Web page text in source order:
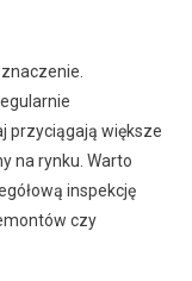
przyciągają większe
na rynku. Warto
inspekcję
czy